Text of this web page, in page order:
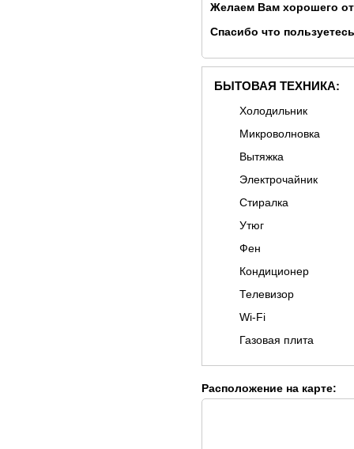
Желаем Вам хорошего
Спасибо что
БЫТОВАЯ ТЕХНИКА:
Холодильник
Микроволновка
Вытяжка
Электрочайник
Стиралка
Утюг
Фен
Кондиционер
Телевизор
Wi-Fi
Газовая плита
Расположение на карте: